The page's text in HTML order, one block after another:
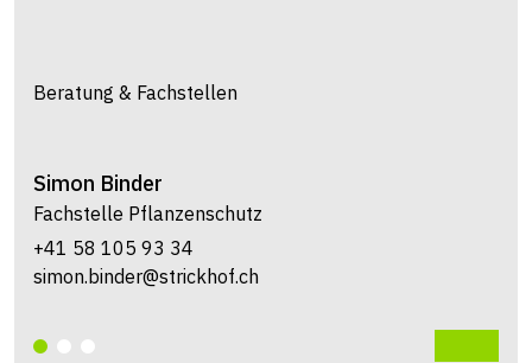
Beratung & Fachstellen
Simon Binder
Fachstelle Pflanzenschutz
+41 58 105 93 34
simon.binder@strickhof.ch